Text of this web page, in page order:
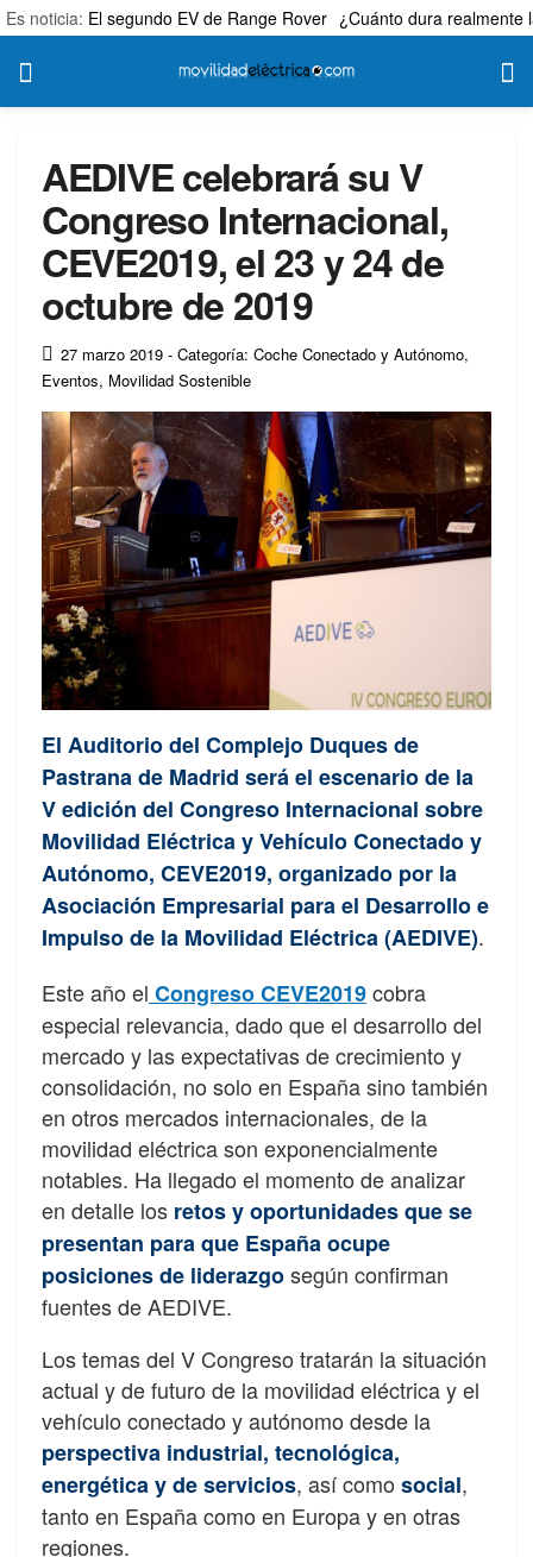
Es noticia: El segundo EV de Range Rover ¿Cuánto dura realmente
AEDIVE celebrará su V
Congreso Internacional,
CEVE2019, el 23 y 24 de
octubre de 2019
27 marzo 2019 - Categoría: Coche Conectado y Autónomo,
Eventos, Movilidad Sostenible
El Auditorio del Complejo Duques de
Pastrana de Madrid será el escenario de la
V edición del Congreso Internacional sobre
Movilidad Eléctrica y Vehículo Conectado y
Autónomo, CEVE2019, organizado por la
Asociación Empresarial para el Desarrollo e
Impulso de la Movilidad Eléctrica (AEDIVE).
Este año el Congreso CEVE2019cobra
especial relevancia, dado que el desarrollo del
mercado y las expectativas de crecimiento y
consolidación, no solo en España sino también
en otros mercados internacionales, de la
movilidad eléctrica son exponencialmente
notables. Ha llegado el momento de analizar
en detalle los retos y oportunidades que se
presentan para que España ocupe
posiciones de liderazgosegún confirman
fuentes de AEDIVE.
Los temas del V Congreso tratarán la situación
actual y de futuro de la movilidad eléctrica y el
vehículo conectado y autónomo desde la
perspectiva industrial, tecnológica,
energética y de servicios, así como social,
tanto en España como en Europa y en otras
regiones.